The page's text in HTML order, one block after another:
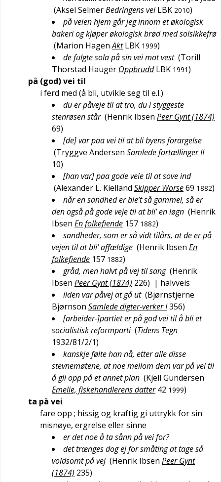
(Aksel SelmerBedringens vei LBK 2010)
på veien hjem går jeg innom et økologisk
bakeri og kjøper økologisk brød med solsikkefrø
(Marion Hagen Akt LBK 1999)
de fulgte sola på sin vei mot vest (Torill
Thorstad Hauger Oppbrudd LBK 1991)
på (god) vei til
i ferd med (å bli, utvikle seg til e.l.)
du er påveje til at tro, du i styggeste
stenrøsen står (Henrik Ibsen Peer Gynt (1874)
69)
[de] var paa vei til at bli byens forargelse
(Tryggve Andersen Samlede fortællinger II
10)
[han var] paa gode veie til at sove ind
(Alexander L. Kielland Skipper Worse69 1882)
når en sandhed er ble’t så gammel, så er
den også på gode veje til at bli’ en løgn (Henrik
Ibsen En folkefiende 157 1882)
sandheder, som er så vidt tilårs, at de er på
vejen til at bli’ affældige (Henrik Ibsen En
folkefiende 157 1882)
gråd, men halvt på vej til sang (Henrik
Ibsen Peer Gynt (1874) 226) | halvveis
ilden var påvej at gå ut (Bjørnstjerne
Bjørnson Samlede digter-verker I356)
[arbeider-]partiet er på god vei til å bli et
socialistisk reformparti (Tidens Tegn
1932/81/2/1)
kanskje følte han nå, etter alle disse
stevnemøtene, at noe mellom dem var på vei til
å gli opp på et annet plan (Kjell Gundersen
Emelie, fiskehandlerens datter 42 1999)
ta på vei
fare opp ; hissig og kraftig gi uttrykk for sin
misnøye, ergrelse eller sinne
er det noe å ta sånn på vei for?
det trænges dog ej for småting at tage så
voldsomt på vej (Henrik Ibsen Peer Gynt
(1874) 235)